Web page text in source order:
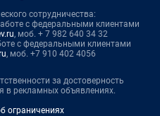
сотрудничества:
с федеральными клиентами
, моб. + 7 982 640 34 32
с федеральными клиентами
, моб. +7 910 402 4056
за достоверность
в рекламных объявлениях.
ограничениях